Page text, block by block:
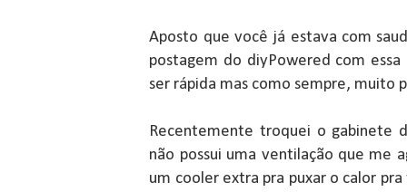
Aposto que você já estava com
postagem do diyPowered com essa
ser rápida mas como sempre, muito
Recentemente troquei o gabinete
não possui uma ventilação que me
um cooler extra pra puxar o calor